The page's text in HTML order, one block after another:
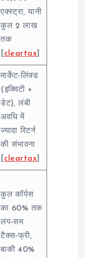
एक्स्ट्रा, यानी
कुल 2 लाख
तक
cleartax
मार्केट‑लिंक्ड
(इक्विटी +
डेट), लंबी
अवधि में
ज्यादा रिटर्न
की संभावना
cleartax
कुल कॉर्पस
का 60% तक
लंप‑सम
टैक्स‑फ्री,
बाकी 40%